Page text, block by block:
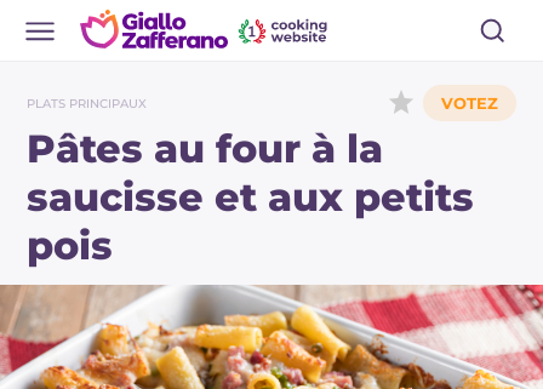
PLATS PRINCIPAUX
Pâtes au four à la
saucisse et aux petits
pois